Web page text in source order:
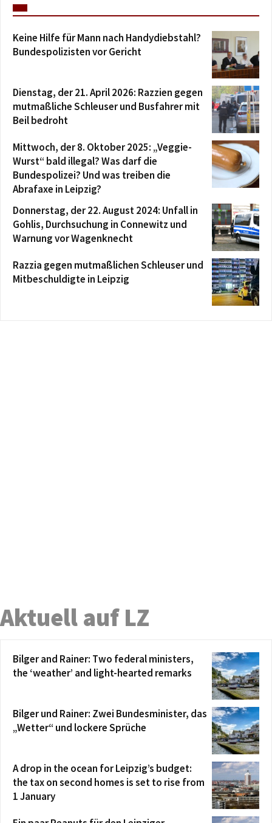
Keine Hilfe für Mann nach Handydiebstahl?
Bundespolizisten vor Gericht
Dienstag, der 21. April 2026: Razzien gegen
mutmaßliche Schleuser und Busfahrer mit
Beil bedroht
Mittwoch, der 8. Oktober 2025: „Veggie-
Wurst“ bald illegal? Was darf die
Bundespolizei? Und was treiben die
Abrafaxe in Leipzig?
Donnerstag, der 22. August 2024: Unfall in
Gohlis, Durchsuchung in Connewitz und
Warnung vor Wagenknecht
Razzia gegen mutmaßlichen Schleuser und
Mitbeschuldigte in Leipzig
Aktuell auf LZ
Bilger and Rainer: Two federal ministers,
the ‘weather’ and light-hearted remarks
Bilger und Rainer: Zwei Bundesminister, das
„Wetter“ und lockere Sprüche
A drop in the ocean for Leipzig’s budget:
the tax on second homes is set to rise from
1 January